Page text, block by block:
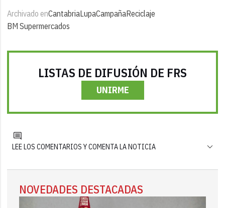
Archivado enCantabriaLupaCampañaReciclaje
BM Supermercados
LISTAS DE DIFUSIÓN DE FRS
UNIRME
LEE LOS COMENTARIOS Y COMENTA LA NOTICIA
NOVEDADES DESTACADAS